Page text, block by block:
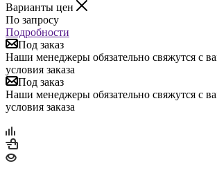
Варианты цен
По запросу
Подробности
Под заказ
Наши менеджеры обязательно свяжутся с
условия заказа
Под заказ
Наши менеджеры обязательно свяжутся с
условия заказа